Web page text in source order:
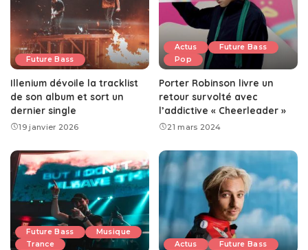
Future Bass
Illenium dévoile la tracklist
de son album et sort un
dernier single
19 janvier 2026
Actus
Future Bass
Pop
Porter Robinson livre un
retour survolté avec
l’addictive « Cheerleader »
21 mars 2024
Future Bass
Musique
Trance
Actus Future Bass